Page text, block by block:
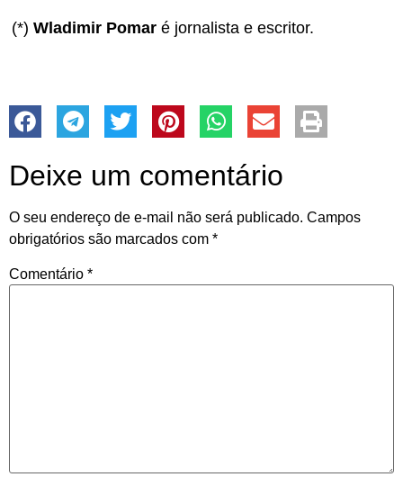
(*) Wladimir Pomar é jornalista e escritor.
Deixe um comentário
O seu endereço de e-mail não será publicado. Campos
obrigatórios são marcados com *
Comentário *